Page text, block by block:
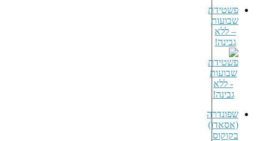
פשטידת
שבועות
– ללא
גבינה!
שפונדרה
(אסאדו)
בקוקוס